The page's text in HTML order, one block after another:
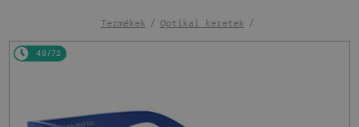
Termékek Optikai keretek
48/72